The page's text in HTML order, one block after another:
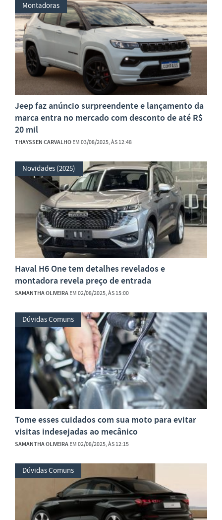
Montadoras
Jeep faz anúncio surpreendente e lançamento da
marca entra no mercado com desconto de até R$
20 mil
THAYSSEN CARVALHOEM 03/08/2025, ÀS 12:48
Novidades (2025)
Haval H6 One tem detalhes revelados e
montadora revela preço de entrada
SAMANTHA OLIVEIRAEM 02/08/2025, ÀS 15:00
Dúvidas Comuns
Tome esses cuidados com sua moto para evitar
visitas indesejadas ao mecânico
SAMANTHA OLIVEIRAEM 02/08/2025, ÀS 12:15
Dúvidas Comuns